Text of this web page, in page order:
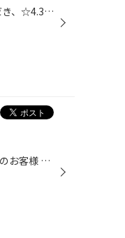
これからのタイヤ館の新常識？？タイヤ館アプリ 3.4万件以上の評価をいただき、☆4.3の高い評価をいただいております。 ぜひあなたも安全快適で安心なカーライフを満喫頂くためにタイヤ館アプリご利用ください。 オススメ理由 其之壱 アプリの中だけのお得情報が盛りだくさん お得なセール情報やアプ...
三重県 鈴鹿市 亀山市 四日市市 津市 にお住まいの皆様 並びに当ブログをご覧のお客様 こんにちは！ 中央道路沿いにあります 【タイヤ館スズカ】です！ 当店での新しいサービスを紹介したいと思いますそれは、★エアコンガスクリーニング★です！ この度、最新のエアコンガスフレッシュナーが当店に入...